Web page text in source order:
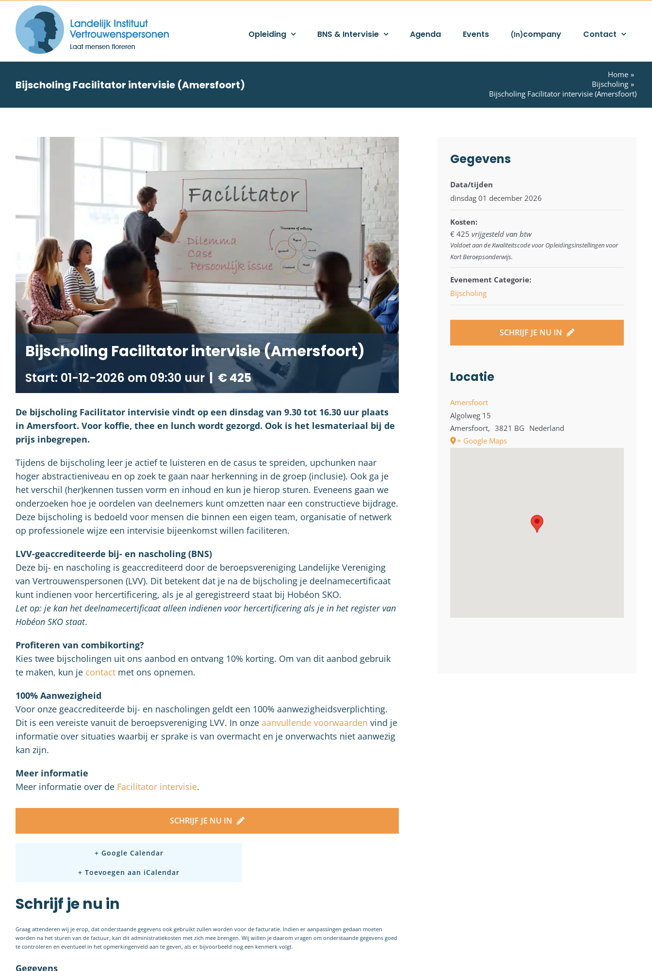
content
Opleiding BNS & Intervisie Agenda Events (In)company Contact
Bijscholing Facilitator intervisie (Amersfoort)
Home
Bijscholing
Bijscholing Facilitator intervisie (Amersfoort)
Bijscholing Facilitator intervisie (Amersfoort)
01-12-2026 om 09:30 | € 425
De bijscholing Facilitator intervisie vindt op een dinsdag van 9.30 tot 16.30 uur plaats
in Amersfoort. Voor koffie, thee en lunch wordt gezorgd. Ook is het lesmateriaal bij de
prijs inbegrepen.
Tijdens de bijscholing leer je actief te luisteren en de casus te spreiden, upchunken naar
hoger abstractieniveau en op zoek te gaan naar herkenning in de groep (inclusie). Ook ga je
het verschil (her)kennen tussen vorm en inhoud en kun je hierop sturen. Eveneens gaan we
onderzoeken hoe je oordelen van deelnemers kunt omzetten naar een constructieve bijdrage.
Deze bijscholing is bedoeld voor mensen die binnen een eigen team, organisatie of netwerk
op professionele wijze een intervisie bijeenkomst willen faciliteren.
LVV-geaccrediteerde bij- en nascholing (BNS)
Deze bij- en nascholing is geaccrediteerd door de beroepsvereniging Landelijke Vereniging
van Vertrouwenspersonen (LVV). Dit betekent dat je na de bijscholing je deelnamecertificaat
kunt indienen voor hercertificering, als je al geregistreerd staat bij Hobéon SKO.
Let op: je kan het deelnamecertificaat alleen indienen voor hercertificering als je in het register van
Hobéon SKO staat.
Profiteren van combikorting?
Kies twee bijscholingen uit ons aanbod en ontvang 10% korting. Om van dit aanbod gebruik
te maken, kun je contact met ons opnemen.
100% Aanwezigheid
Voor onze geaccrediteerde bij- en nascholingen geldt een 100% aanwezigheidsverplichting.
Dit is een vereiste vanuit de beroepsvereniging LVV. In onze aanvullende voorwaarden vind je
informatie over situaties waarbij er sprake is van overmacht en je onverwachts niet aanwezig
kan zijn.
Meer informatie
Meer informatie over de Facilitator intervisie.
SCHRIJF JE NU IN
+ Google Calendar
+ Toevoegen aan iCalendar
Schrijf je nu in
Graag attenderen wij je erop, dat onderstaande gegevens ook gebruikt zullen worden voor de facturatie. Indien er aanpassingen gedaan moeten
worden na het sturen van de factuur, kan dit administratiekosten met zich mee brengen. Wij willen je daarom vragen om onderstaande gegevens goed
te controleren en eventueel in het opmerkingenveld aan te geven, als er bijvoorbeeld nog een kenmerk volgt.
Gegevens
Gegevens
Data/tijden
dinsdag 01 december 2026
Kosten:
€ 425 vrijgesteld van btw
Voldoet aan de Kwaliteitscode voor Opleidingsinstellingen voor
Kort Beroepsonderwijs.
Evenement Categorie:
Bijscholing
SCHRIJF JE NU IN
Locatie
Amersfoort
Algolweg 15
Amersfoort, 3821 BG Nederland
+ Google Maps